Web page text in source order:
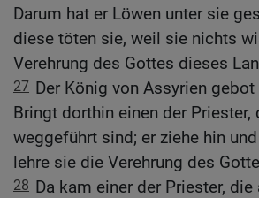
Darum hat er Löwen unter sie
diese töten sie, weil sie nichts
Verehrung des Gottes dieses
27 Der König von Assyrien
Bringt dorthin einen der Priester,
weggeführt sind; er ziehe hin
lehre sie die Verehrung des
28 Da kam einer der Priester, die